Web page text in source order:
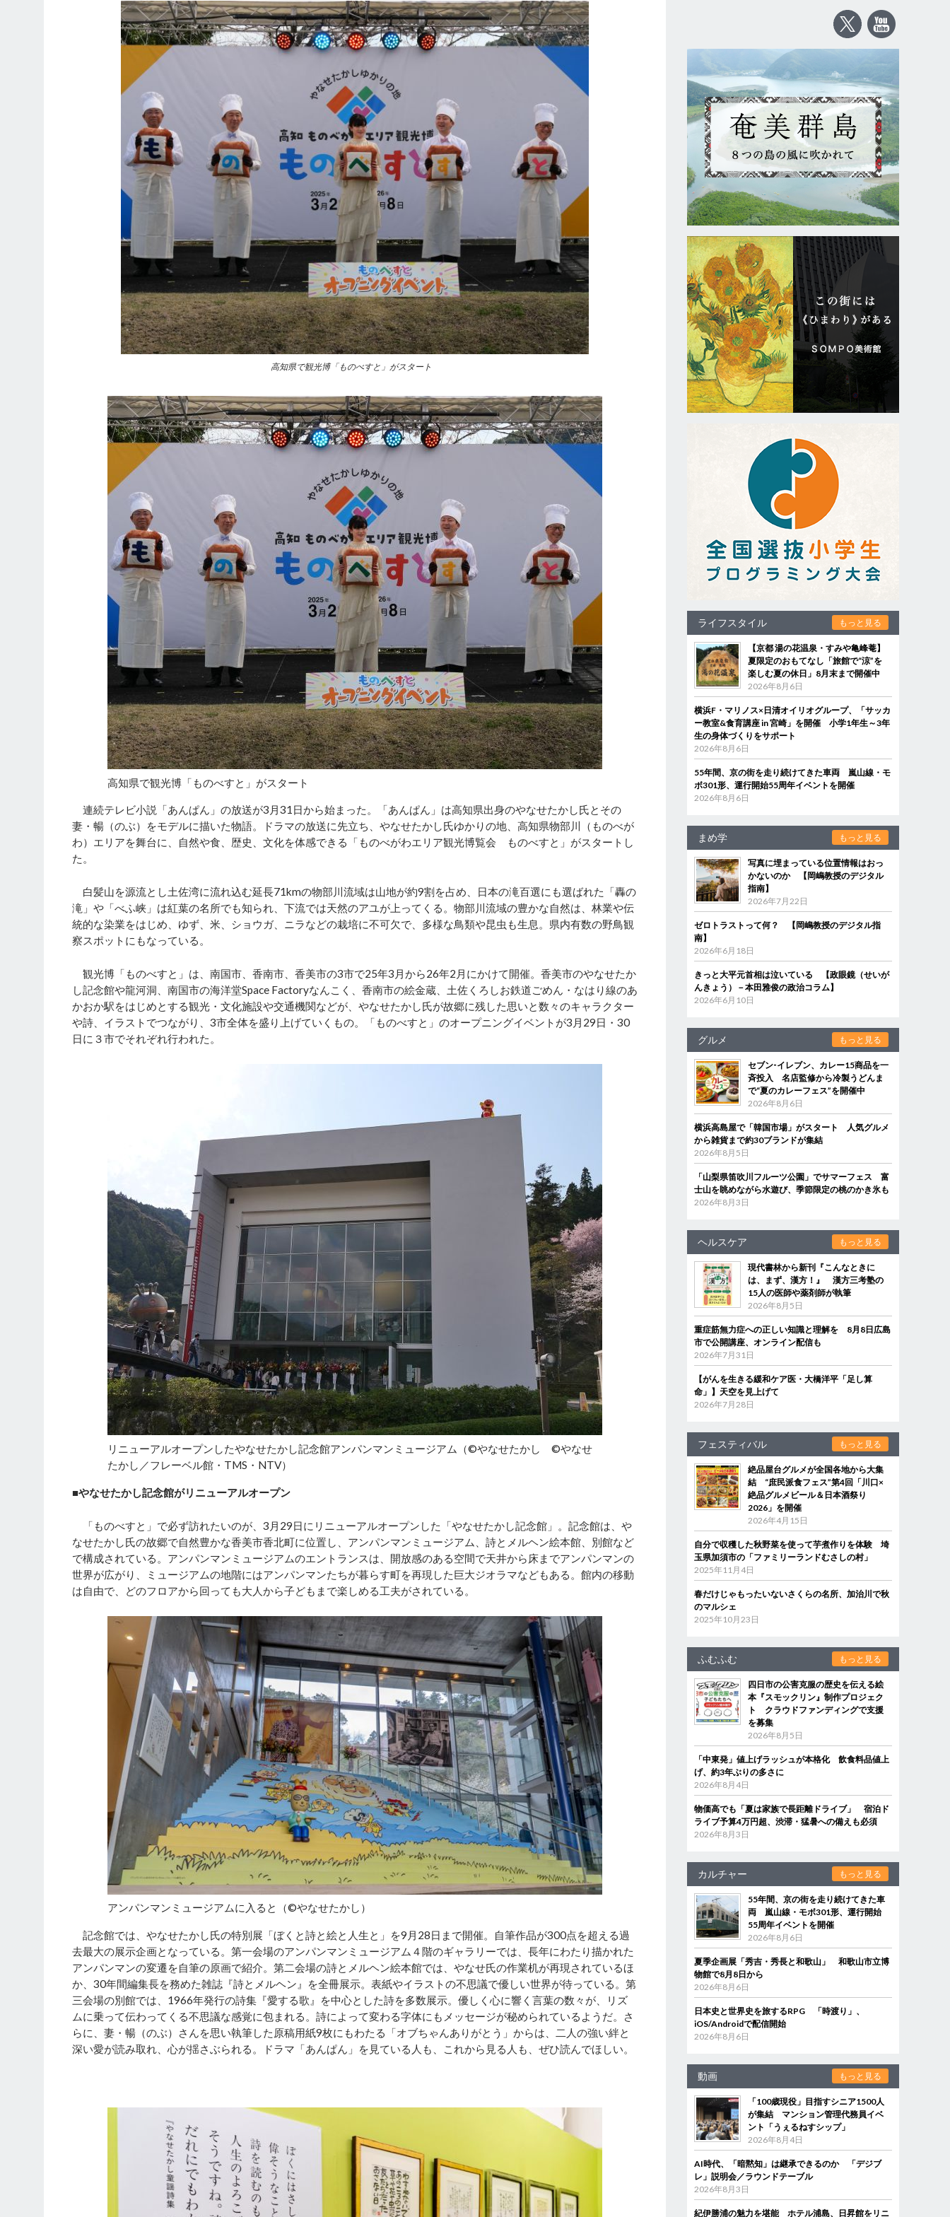
高知県で観光博「ものべすと」がスタート
高知県で観光博「ものべすと」がスタート
連続テレビ小説「あんぱん」の放送が3月31日から始まった。「あんぱん」は高知県出身のやなせたかし氏とその
妻・暢（のぶ）をモデルに描いた物語。ドラマの放送に先立ち、やなせたかし氏ゆかりの地、高知県物部川（ものべが
わ）エリアを舞台に、自然や食、歴史、文化を体感できる「ものべがわエリア観光博覧会 ものべすと」がスタートし
た。
白髪山を源流とし土佐湾に流れ込む延長71kmの物部川流域は山地が約9割を占め、日本の滝百選にも選ばれた「轟の
滝」や「べふ峡」は紅葉の名所でも知られ、下流では天然のアユが上ってくる。物部川流域の豊かな自然は、林業や伝
統的な染業をはじめ、ゆず、米、ショウガ、ニラなどの栽培に不可欠で、多様な鳥類や昆虫も生息。県内有数の野鳥観
察スポットにもなっている。
観光博「ものべすと」は、南国市、香南市、香美市の3市で25年3月から26年2月にかけて開催。香美市のやなせたか
し記念館や龍河洞、南国市の海洋堂Space Factoryなんこく、香南市の絵金蔵、土佐くろしお鉄道ごめん・なはり線のあ
かおか駅をはじめとする観光・文化施設や交通機関などが、やなせたかし氏が故郷に残した思いと数々のキャラクター
や詩、イラストでつながり、3市全体を盛り上げていくもの。「ものべすと」のオープニングイベントが3月29日・30
日に３市でそれぞれ行われた。
リニューアルオープンしたやなせたかし記念館アンパンマンミュージアム（©やなせたかし ©やなせ
たかし／フレーベル館・TMS・NTV）
■やなせたかし記念館がリニューアルオープン
「ものべすと」で必ず訪れたいのが、3月29日にリニューアルオープンした「やなせたかし記念館」。記念館は、や
なせたかし氏の故郷で自然豊かな香美市香北町に位置し、アンパンマンミュージアム、詩とメルヘン絵本館、別館など
で構成されている。アンパンマンミュージアムのエントランスは、開放感のある空間で天井から床までアンパンマンの
世界が広がり、ミュージアムの地階にはアンパンマンたちが暮らす町を再現した巨大ジオラマなどもある。館内の移動
は自由で、どのフロアから回っても大人から子どもまで楽しめる工夫がされている。
アンパンマンミュージアムに入ると（©やなせたかし）
記念館では、やなせたかし氏の特別展「ぼくと詩と絵と人生と」を9月28日まで開催。自筆作品が300点を超える過
去最大の展示企画となっている。第一会場のアンパンマンミュージアム４階のギャラリーでは、長年にわたり描かれた
アンパンマンの変遷を自筆の原画で紹介。第二会場の詩とメルヘン絵本館では、やなせ氏の作業机が再現されているほ
か、30年間編集長を務めた雑誌『詩とメルヘン』を全冊展示。表紙やイラストの不思議で優しい世界が待っている。第
三会場の別館では、1966年発行の詩集『愛する歌』を中心とした詩を多数展示。優しく心に響く言葉の数々が、リズ
ムに乗って伝わってくる不思議な感覚に包まれる。詩によって変わる字体にもメッセージが秘められているようだ。さ
らに、妻・暢（のぶ）さんを思い執筆した原稿用紙9枚にもわたる「オブちゃんありがとう」からは、二人の強い絆と
深い愛が読み取れ、心が揺さぶられる。ドラマ「あんぱん」を見ている人も、これから見る人も、ぜひ読んでほしい。
ライフスタイル もっと見る
【京都 湯の花温泉・すみや亀峰菴】
夏限定のおもてなし「旅館で“涼”を
楽しむ夏の休日」8月末まで開催中
2026年8月6日
横浜F・マリノス×日清オイリオグループ、「サッカ
ー教室&食育講座 in 宮崎」を開催 小学1年生～3年
生の身体づくりをサポート
2026年8月6日
55年間、京の街を走り続けてきた車両 嵐山線・モ
ボ301形、運行開始55周年イベントを開催
2026年8月6日
まめ学 もっと見る
写真に埋まっている位置情報はおっ
かないのか 【岡嶋教授のデジタル
指南】
2026年7月22日
ゼロトラストって何？ 【岡嶋教授のデジタル指
南】
2026年6月18日
きっと大平元首相は泣いている 【政眼鏡（せいが
んきょう）－本田雅俊の政治コラム】
2026年6月10日
グルメ もっと見る
セブン‐イレブン、カレー15商品を一
斉投入 名店監修から冷製うどんま
で“夏のカレーフェス”を開催中
2026年8月6日
横浜高島屋で「韓国市場」がスタート 人気グルメ
から雑貨まで約30ブランドが集結
2026年8月5日
「山梨県笛吹川フルーツ公園」でサマーフェス 富
士山を眺めながら水遊び、季節限定の桃のかき氷も
2026年8月3日
ヘルスケア もっと見る
現代書林から新刊『こんなときに
は、まず、漢方！』 漢方三考塾の
15人の医師や薬剤師が執筆
2026年8月5日
重症筋無力症への正しい知識と理解を 8月8日広島
市で公開講座、オンライン配信も
2026年7月31日
【がんを生きる緩和ケア医・大橋洋平「足し算
命」】天空を見上げて
2026年7月28日
フェスティバル もっと見る
絶品屋台グルメが全国各地から大集
結 “庶民派食フェス”第4回「川口×
絶品グルメビール＆日本酒祭り
2026」を開催
2026年4月15日
自分で収穫した秋野菜を使って芋煮作りを体験 埼
玉県加須市の「ファミリーランドむさしの村」
2025年11月4日
春だけじゃもったいないさくらの名所、加治川で秋
のマルシェ
2025年10月23日
ふむふむ もっと見る
四日市の公害克服の歴史を伝える絵
本『スモックリン』制作プロジェク
ト クラウドファンディングで支援
を募集
2026年8月5日
「中東発」値上げラッシュが本格化 飲食料品値上
げ、約3年ぶりの多さに
2026年8月4日
物価高でも「夏は家族で長距離ドライブ」 宿泊ド
ライブ予算4万円超、渋滞・猛暑への備えも必須
2026年8月3日
カルチャー もっと見る
55年間、京の街を走り続けてきた車
両 嵐山線・モボ301形、運行開始
55周年イベントを開催
2026年8月6日
夏季企画展「秀吉・秀長と和歌山」 和歌山市立博
物館で8月8日から
2026年8月6日
日本史と世界史を旅するRPG 「時渡り」、
iOS/Androidで配信開始
2026年8月6日
動画 もっと見る
「100歳現役」目指すシニア1500人
が集結 マンション管理代務員イベ
ント「うぇるねすシップ」
2026年8月4日
AI時代、「暗黙知」は継承できるのか 「デジブ
レ」説明会／ラウンドテーブル
2026年8月3日
紀伊勝浦の魅力を堪能 ホテル浦島、日昇館をリニ